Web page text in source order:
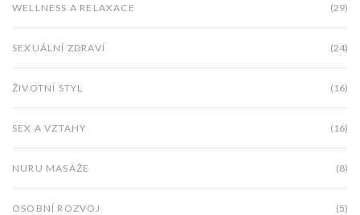
WELLNESS A RELAXACE (29)
SEXUÁLNÍ ZDRAVÍ (24)
ŽIVOTNÍ STYL (16)
SEX A VZTAHY (16)
NURU MASÁŽE (8)
OSOBNÍ ROZVOJ (5)